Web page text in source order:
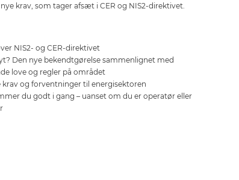
krav, som tager afsæt i CER og NIS2-direktivet.
NIS2- og CER-direktivet
Den nye bekendtgørelse sammenlignet med
love og regler på området
og forventninger til energisektoren
du godt i gang – uanset om du er operatør eller